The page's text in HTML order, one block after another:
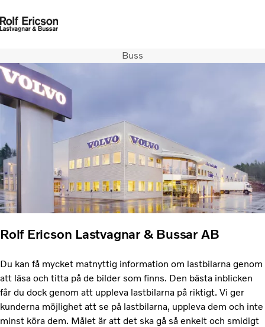
Facebook
Lastbilar
Tjänster
Begagnade lastbilar
Bussar
Nyheter
Kontakta oss
Lediga tjänster
Buss
Rolf Ericson Lastvagnar & Bussar AB
Du kan få mycket matnyttig information om lastbilarna genom
att läsa och titta på de bilder som finns. Den bästa inblicken
får du dock genom att uppleva lastbilarna på riktigt. Vi ger
kunderna möjlighet att se på lastbilarna, uppleva dem och inte
minst köra dem. Målet är att det ska gå så enkelt och smidigt